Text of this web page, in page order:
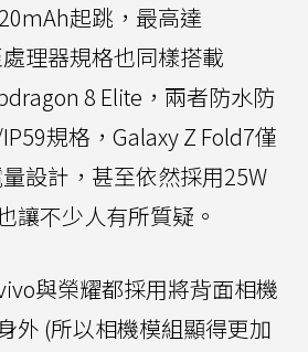
起跳，最高達
理器規格也同樣搭載
8 Elite，兩者防水防
規格，Galaxy Z Fold7僅
設計，甚至依然採用25W
讓不少人有所質疑。
與榮耀都採用將背面相機
外 (所以相機模組顯得更加